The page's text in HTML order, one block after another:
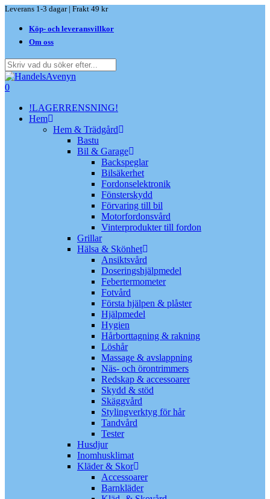
Skip
main
content
Leverans 1-3 dagar | Frakt 49 kr
Köp- och leveransvillkor
Om oss
Close
Search
search
0
!LAGERRENSNING!
Hem
Hem & Trädgård
Bastu
Bil & Garage
Backspeglar
Bilsäkerhet
Fordonselektronik
Fönsterskydd
Förvaring till bil
Motorfordonsvård
Vinterprodukter till fordon
Grillar
Hälsa & Skönhet
Ansiktsvård
Doseringshjälpmedel
Febertermometer
Fotvård
Första hjälpen & plåster
Hjälpmedel
Hygien
Hårborttagning & rakning
Löshår
Massage & avslappning
Näs- och örontrimmers
Redskap & accessoarer
Skydd & stöd
Skäggvård
Stylingverktyg för hår
Tandvård
Tester
Husdjur
Inomhusklimat
Kläder & Skor
Accessoarer
Barnkläder